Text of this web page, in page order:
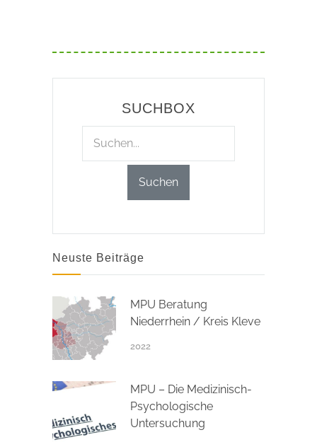
SUCHBOX
Neuste Beiträge
MPU Beratung
Niederrhein / Kreis Kleve
2022
MPU – Die Medizinisch-
Psychologische
Untersuchung